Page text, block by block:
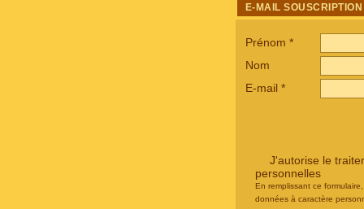
E-MAIL SOUSCRIPTION
Prénom *
Nom
E-mail *
J'autorise le
personnelles
En remplissant ce
données à caractère